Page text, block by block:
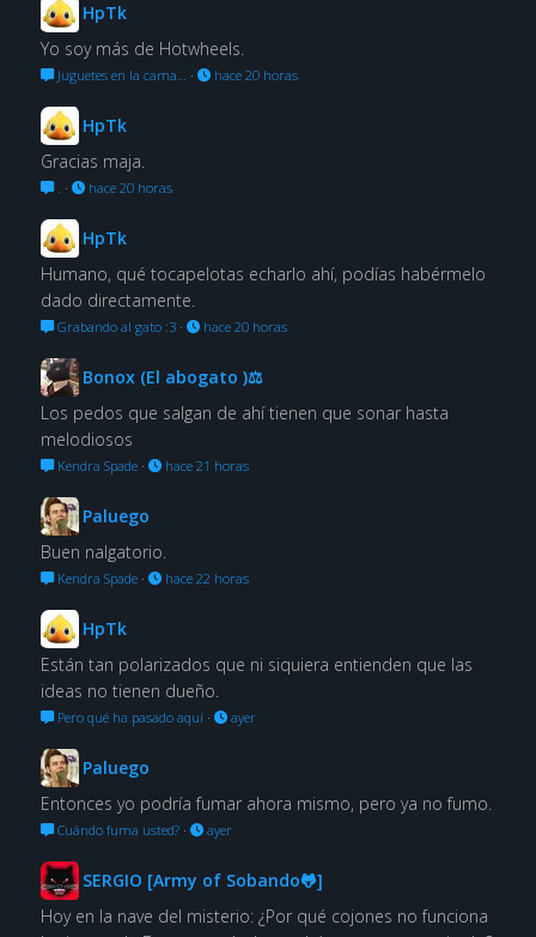
HpTk
Yo soy más de Hotwheels.
Juguetes en la cama… · hace 20 horas
HpTk
Gracias maja.
. · hace 20 horas
HpTk
Humano, qué tocapelotas echarlo ahí, podías habérmelo
dado directamente.
Grabando al gato :3· hace 20 horas
Bonox (El abogato )⚖
Los pedos que salgan de ahí tienen que sonar hasta
melodiosos
Kendra Spade· hace 21 horas
Paluego
Buen nalgatorio.
Kendra Spade· hace 22 horas
HpTk
Están tan polarizados que ni siquiera entienden que las
ideas no tienen dueño.
Pero qué ha pasado aquí· ayer
Paluego
Entonces yo podría fumar ahora mismo, pero ya no fumo.
Cuándo fuma usted?· ayer
SERGIO [Army of Sobando🐸]
Hoy en la nave del misterio: ¿Por qué cojones no funciona